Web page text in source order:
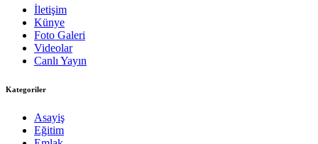
İletişim
Künye
Foto Galeri
Videolar
Canlı Yayın
Kategoriler
Asayiş
Eğitim